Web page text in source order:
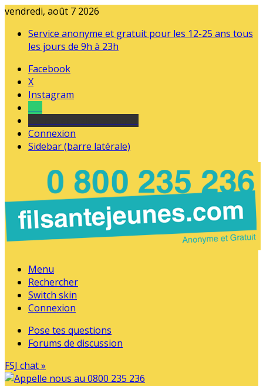
vendredi, août 7 2026
Service anonyme et gratuit pour les 12-25 ans tous
les jours de 9h à 23h
Facebook
X
Instagram
Connexion
Sidebar (barre latérale)
Menu
Rechercher
Switch skin
Connexion
Pose tes questions
Forums de discussion
FSJ chat »